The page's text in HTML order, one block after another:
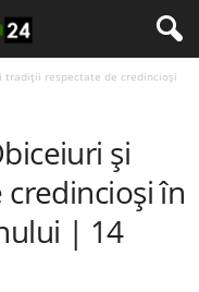
tradiții respectate de credincioși
și
în
| 14